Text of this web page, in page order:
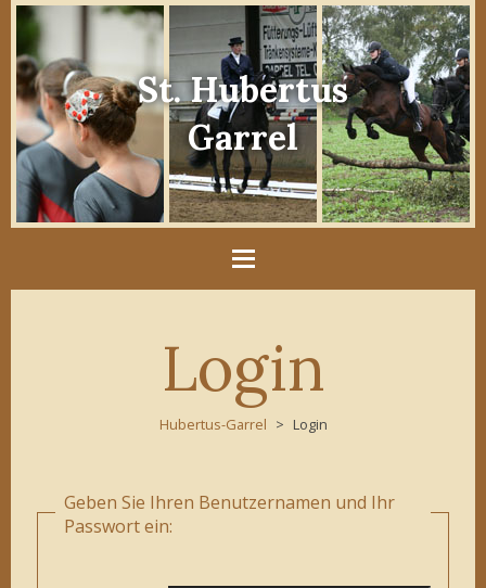
St. Hubertus
Garrel
Login
Hubertus-Garrel Login
Geben Sie Ihren Benutzernamen und Ihr
Passwort ein: